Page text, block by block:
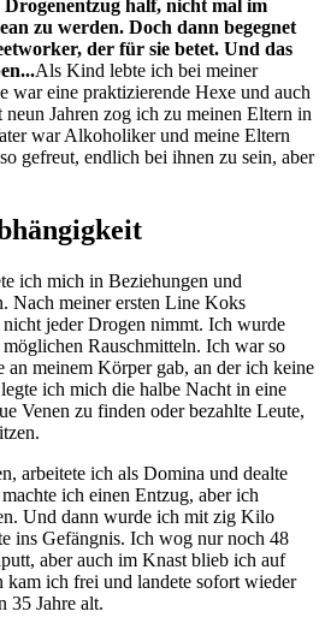
half, nicht mal im
zu werden. Doch dann begegnet
der für sie betet. Und das
Als Kind lebte ich bei meiner
war eine praktizierende Hexe und auch
Jahren zog ich zu meinen Eltern in
war Alkoholiker und meine Eltern
gefreut, endlich bei ihnen zu sein, aber
ich mich in Beziehungen und
Nach meiner ersten Line Koks
jeder Drogen nimmt. Ich wurde
Rauschmitteln. Ich war so
an meinem Körper gab, an der ich keine
ich mich die halbe Nacht in eine
Venen zu finden oder bezahlte Leute,
arbeitete ich als Domina und dealte
ich einen Entzug, aber ich
Und dann wurde ich mit zig Kilo
ins Gefängnis. Ich wog nur noch 48
aber auch im Knast blieb ich auf
kam ich frei und landete sofort wieder
35 Jahre alt.